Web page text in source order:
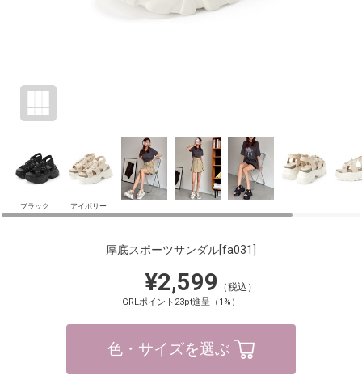
ブラック アイボリー
厚底スポーツサンダル[fa031]
¥2,599 （税込）
GRLポイント23pt進呈（1%）
色・サイズを選ぶ